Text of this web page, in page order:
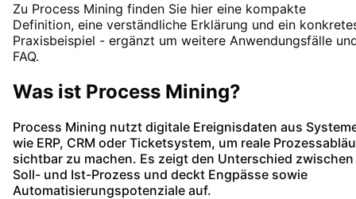
Zu Process Mining finden Sie hier eine kompakte
Definition, eine verständliche Erklärung und ein
Praxisbeispiel - ergänzt um weitere Anwendungsfälle
FAQ.
Was ist Process Mining?
Process Mining nutzt digitale Ereignisdaten aus
wie ERP, CRM oder Ticketsystem, um reale
sichtbar zu machen. Es zeigt den Unterschied zwischen
Soll- und Ist-Prozess und deckt Engpässe sowie
Automatisierungspotenziale auf.